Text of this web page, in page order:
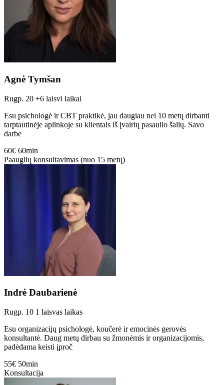
Agnė Tymšan
Rugp. 20 +6 laisvi laikai
Esu psichologė ir CBT praktikė, jau daugiau nei 10 metų dirbanti
tarptautinėje aplinkoje su klientais iš įvairių pasaulio šalių. Savo
darbe
60€ 60min
Paauglių konsultavimas (nuo 15 metų)
Indrė Daubarienė
Rugp. 10 1 laisvas laikas
Esu organizacijų psichologė, koučerė ir emocinės gerovės
konsultantė. Daug metų dirbau su žmonėmis ir organizacijomis,
padėdama keisti įproč
55€ 50min
Konsultacija